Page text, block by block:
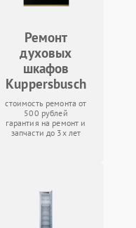
Ремонт
духовых
шкафов
Kuppersbusch
стоимость ремонта от
500 рублей
гарантия на ремонт и
запчасти до 3х лет